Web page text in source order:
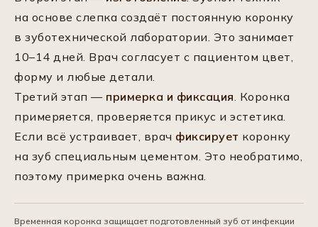
на основе слепка создаёт постоянную коронку
в зуботехнической лаборатории. Это занимает
10–14 дней. Врач согласует с пациентом цвет,
форму и любые детали.
Третий этап — примерка и фиксация. Коронка
примеряется, проверяется прикус и эстетика.
Если всё устраивает, врач фиксирует коронку
на зуб специальным цементом. Это необратимо,
поэтому примерка очень важна.
Временная коронка защищает подготовленный зуб от инфекции